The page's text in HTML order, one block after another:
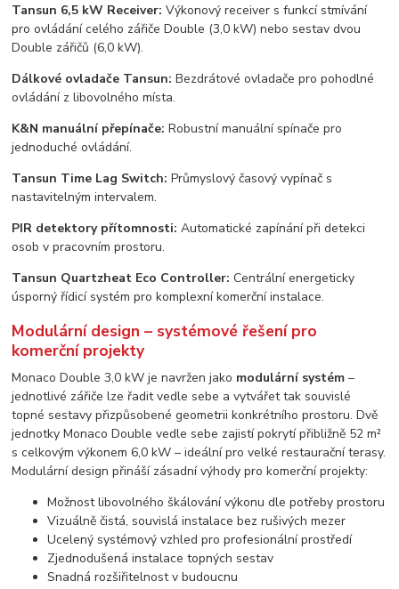
Tansun 6,5 kW Receiver: Výkonový receiver s funkcí stmívání
pro ovládání celého zářiče Double (3,0 kW) nebo sestav dvou
Double zářičů (6,0 kW).
Dálkové ovladače Tansun: Bezdrátové ovladače pro pohodlné
ovládání z libovolného místa.
K&N manuální přepínače: Robustní manuální spínače pro
jednoduché ovládání.
Tansun Time Lag Switch: Průmyslový časový vypínač s
nastavitelným intervalem.
PIR detektory přítomnosti: Automatické zapínání při detekci
osob v pracovním prostoru.
Tansun Quartzheat Eco Controller: Centrální energeticky
úsporný řídicí systém pro komplexní komerční instalace.
Modulární design – systémové řešení pro
komerční projekty
Monaco Double 3,0 kW je navržen jako modulární systém –
jednotlivé zářiče lze řadit vedle sebe a vytvářet tak souvislé
topné sestavy přizpůsobené geometrii konkrétního prostoru. Dvě
jednotky Monaco Double vedle sebe zajistí pokrytí přibližně 52 m²
s celkovým výkonem 6,0 kW – ideální pro velké restaurační terasy.
Modulární design přináší zásadní výhody pro komerční projekty:
Možnost libovolného škálování výkonu dle potřeby prostoru
Vizuálně čistá, souvislá instalace bez rušivých mezer
Ucelený systémový vzhled pro profesionální prostředí
Zjednodušená instalace topných sestav
Snadná rozšiřitelnost v budoucnu